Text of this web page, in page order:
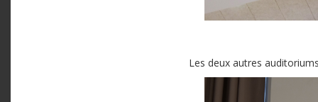
Les deux autres